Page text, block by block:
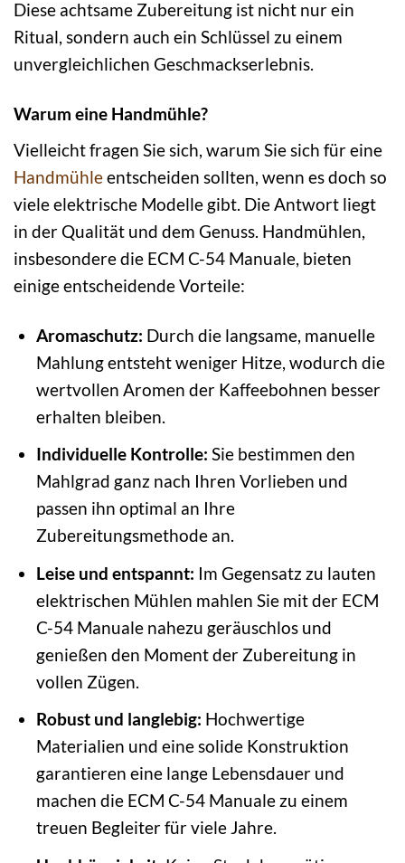
Diese achtsame Zubereitung ist nicht nur ein
Ritual, sondern auch ein Schlüssel zu einem
unvergleichlichen Geschmackserlebnis.
Warum eine Handmühle?
Vielleicht fragen Sie sich, warum Sie sich für eine
Handmühleentscheiden sollten, wenn es doch so
viele elektrische Modelle gibt. Die Antwort liegt
in der Qualität und dem Genuss. Handmühlen,
insbesondere die ECM C-54 Manuale, bieten
einige entscheidende Vorteile:
Aromaschutz: Durch die langsame, manuelle
Mahlung entsteht weniger Hitze, wodurch die
wertvollen Aromen der Kaffeebohnen besser
erhalten bleiben.
Individuelle Kontrolle: Sie bestimmen den
Mahlgrad ganz nach Ihren Vorlieben und
passen ihn optimal an Ihre
Zubereitungsmethode an.
Leise und entspannt: Im Gegensatz zu lauten
elektrischen Mühlen mahlen Sie mit der ECM
C-54 Manuale nahezu geräuschlos und
genießen den Moment der Zubereitung in
vollen Zügen.
Robust und langlebig: Hochwertige
Materialien und eine solide Konstruktion
garantieren eine lange Lebensdauer und
machen die ECM C-54 Manuale zu einem
treuen Begleiter für viele Jahre.